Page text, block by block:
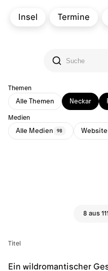
Insel Termine
Themen
Alle Themen Neckar
Medien
Alle Medien 98 Website
8 aus
Titel
Ein wildromantischer